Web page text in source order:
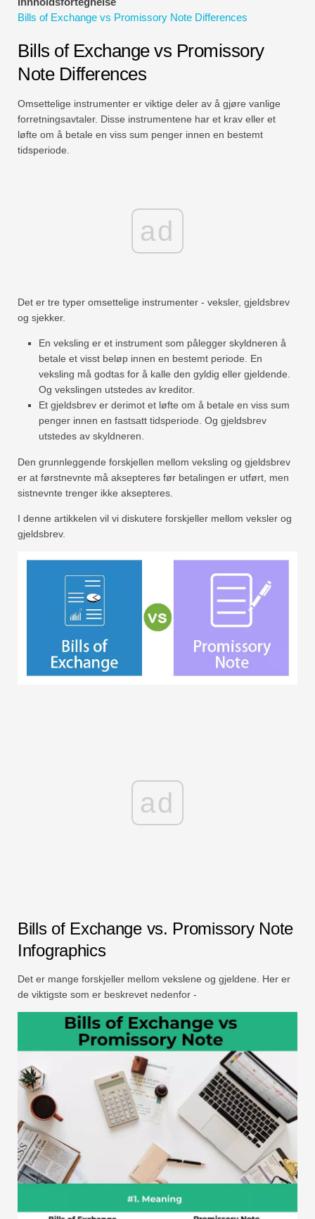
Økonomiske modelleringsveiledninger
Fullstendig format
Risikostyringsveiledninger
Bills of Exchange vs Promissory Note Differences
Bills of Exchange vs Promissory
Note Differences
Omsettelige instrumenter er viktige deler av å gjøre vanlige
forretningsavtaler. Disse instrumentene har et krav eller et
løfte om å betale en viss sum penger innen en bestemt
tidsperiode.
ad
Det er tre typer omsettelige instrumenter - veksler, gjeldsbrev
og sjekker.
En veksling er et instrument som pålegger skyldneren å
betale et visst beløp innen en bestemt periode. En
veksling må godtas for å kalle den gyldig eller gjeldende.
Og vekslingen utstedes av kreditor.
Et gjeldsbrev er derimot et løfte om å betale en viss sum
penger innen en fastsatt tidsperiode. Og gjeldsbrev
utstedes av skyldneren.
Den grunnleggende forskjellen mellom veksling og gjeldsbrev
er at førstnevnte må aksepteres før betalingen er utført, men
sistnevnte trenger ikke aksepteres.
I denne artikkelen vil vi diskutere forskjeller mellom veksler og
gjeldsbrev.
ad
Bills of Exchange vs. Promissory Note
Infographics
Det er mange forskjeller mellom vekslene og gjeldene. Her er
de viktigste som er beskrevet nedenfor -